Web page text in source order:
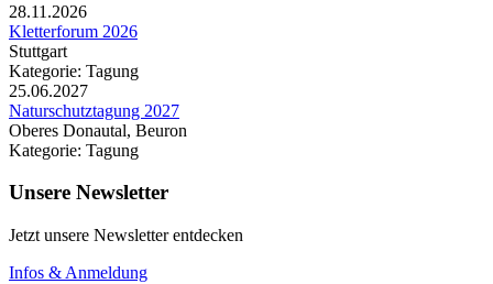
28.11.2026
Kletterforum 2026
Stuttgart
Kategorie: Tagung
25.06.2027
Naturschutztagung 2027
Oberes Donautal, Beuron
Kategorie: Tagung
Unsere Newsletter
Jetzt unsere Newsletter entdecken
Infos & Anmeldung